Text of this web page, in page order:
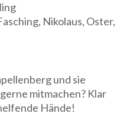
Nikolaus, Oster,
und sie
mitmachen? Klar
Hände!